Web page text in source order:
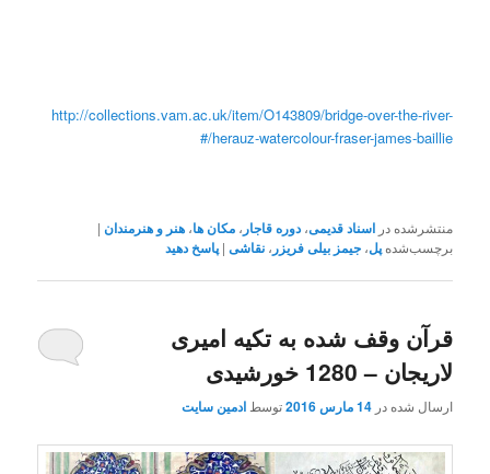
http://collections.vam.ac.uk/item/O143809/bridge-over-the-river-
herauz-watercolour-fraser-james-baillie/#
منتشرشده در اسناد قدیمی،دوره قاجار ،مکان ها،هنر و هنرمندان |
برچسب‌شده پل،جیمز بیلی فریزر ،نقاشی |پاسخ دهید
قرآن وقف شده به تکیه امیری
لاریجان – 1280 خورشیدی
ارسال شده در14 مارس 2016 توسطادمین سایت